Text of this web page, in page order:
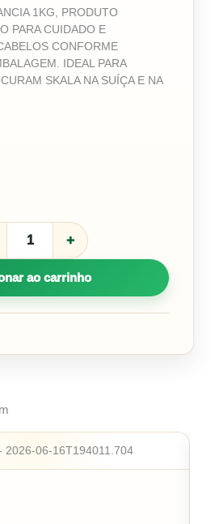
1KG, PRODUTO
PARA CUIDADO E
CONFORME
IDEAL PARA
SKALA NA SUÍÇA E NA
+
ao carrinho